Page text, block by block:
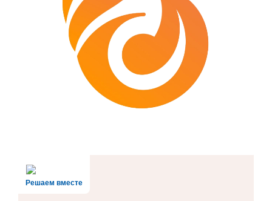
Решаем вместе